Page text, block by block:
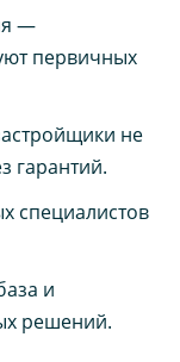
—
первичных
не
гарантий.
специалистов
и
решений.